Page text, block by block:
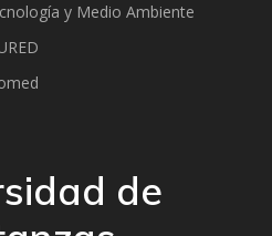
y Medio Ambiente
de